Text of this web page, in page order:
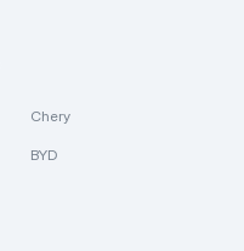
Chery
BYD